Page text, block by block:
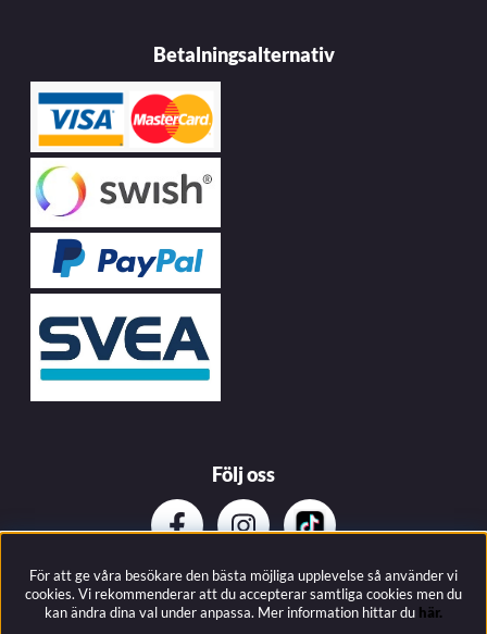
Betalningsalternativ
Följ oss
Prenumerera på vårat nyhetsbrev
För att ge våra besökare den bästa möjliga upplevelse så använder vi
cookies. Vi rekommenderar att du accepterar samtliga cookies men du
kan ändra dina val under anpassa. Mer information hittar du här.